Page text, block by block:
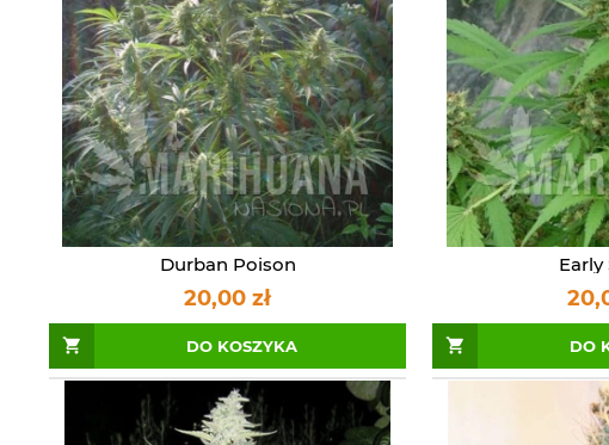
Durban Poison
20,00 zł
DO KOSZYKA
Early
DO